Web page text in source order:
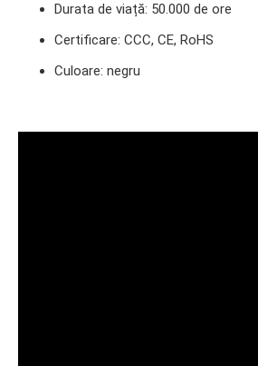
Durata de viață: 50.000 de ore
Certificare: CCC, CE, RoHS
Culoare: negru